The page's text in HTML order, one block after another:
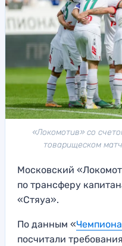
«Локомотив» со
товарищеском
Московский
по трансферу
«Стяуа».
По данным «
посчитали